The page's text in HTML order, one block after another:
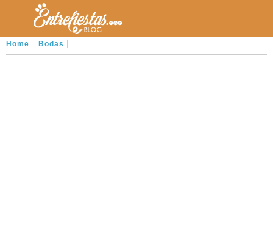
Home Bodas